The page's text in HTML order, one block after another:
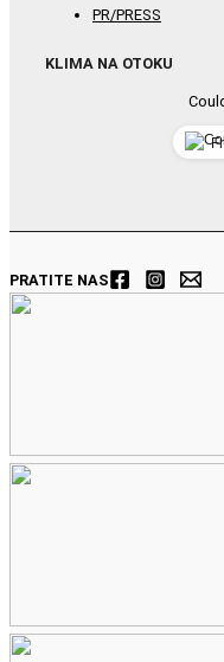
PR/PRESS
KLIMA NA OTOKU
PRATITE NAS